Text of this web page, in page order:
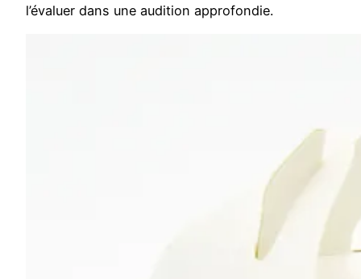
l’évaluer dans une audition approfondie.